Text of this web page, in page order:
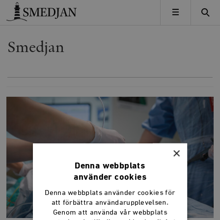
Timbro
MENY
Smedjan
×
Denna webbplats
använder cookies
Denna webbplats använder cookies för
att förbättra användarupplevelsen.
Genom att använda vår webbplats